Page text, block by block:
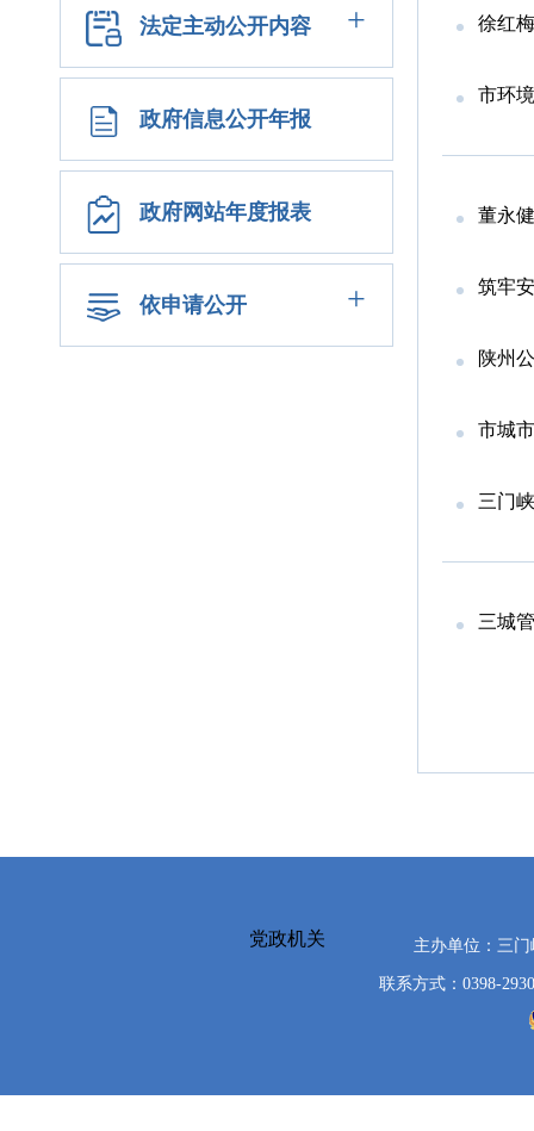
法定主动公开内容 +
政府信息公开年报
政府网站年度报表
依申请公开 +
徐红
市环
董永
筑牢安
陕州
市城
三门
三城
党政机关 主办单位：三
联系方式：0398-